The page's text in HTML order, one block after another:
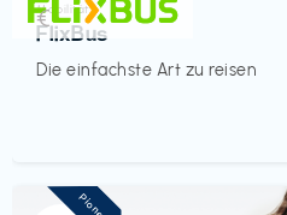
Mobilität
FlixBus
Die einfachste Art zu reisen
€‎